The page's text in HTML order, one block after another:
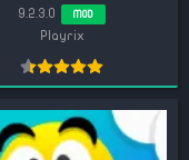
MOD
9.2.3.0
Playrix